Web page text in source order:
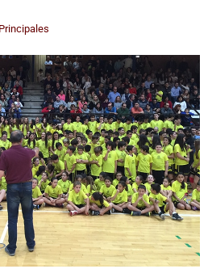
Principales